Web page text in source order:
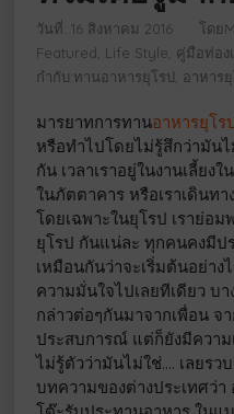
วันที่: 16 สิงหาคม 2016 โดย
Featured Life Style คู่มือท่อง
กำกับ: ทานอาหารยุโรป อาหารยุ
มารยาทการทานอาหารยุโร
หรือทำไปโดยไม่รู้สึกว่ามัน
กัน เวลาเราอยู่ในงานเลี้ยง
ในภัตตาคาร หรือเราเดินทา
โดยเฉพาะในยุโรป เราย่อ
ยุโรป กันแน่ละ ทุกคนคงมีป
เหมือนกันว่าจะเริ่มต้นอย่าง
ความมั่นใจไปเลยทีเดียว บ
กล่าวต่อๆกันมาจากเพื่อน
ประสบการณ์ แต่ก็ยังมีควา
ไม่รู้ตัวว่ามันไม่ใช่…. เลยร
บทความของต่างประเทศว่า